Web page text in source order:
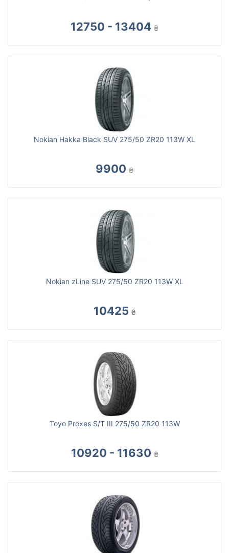
12750 - 13404 ₴
Nokian Hakka Black SUV 275/50 ZR20 113W XL
9900 ₴
Nokian zLine SUV 275/50 ZR20 113W XL
10425 ₴
Toyo Proxes S/T III 275/50 ZR20 113W
10920 - 11630 ₴